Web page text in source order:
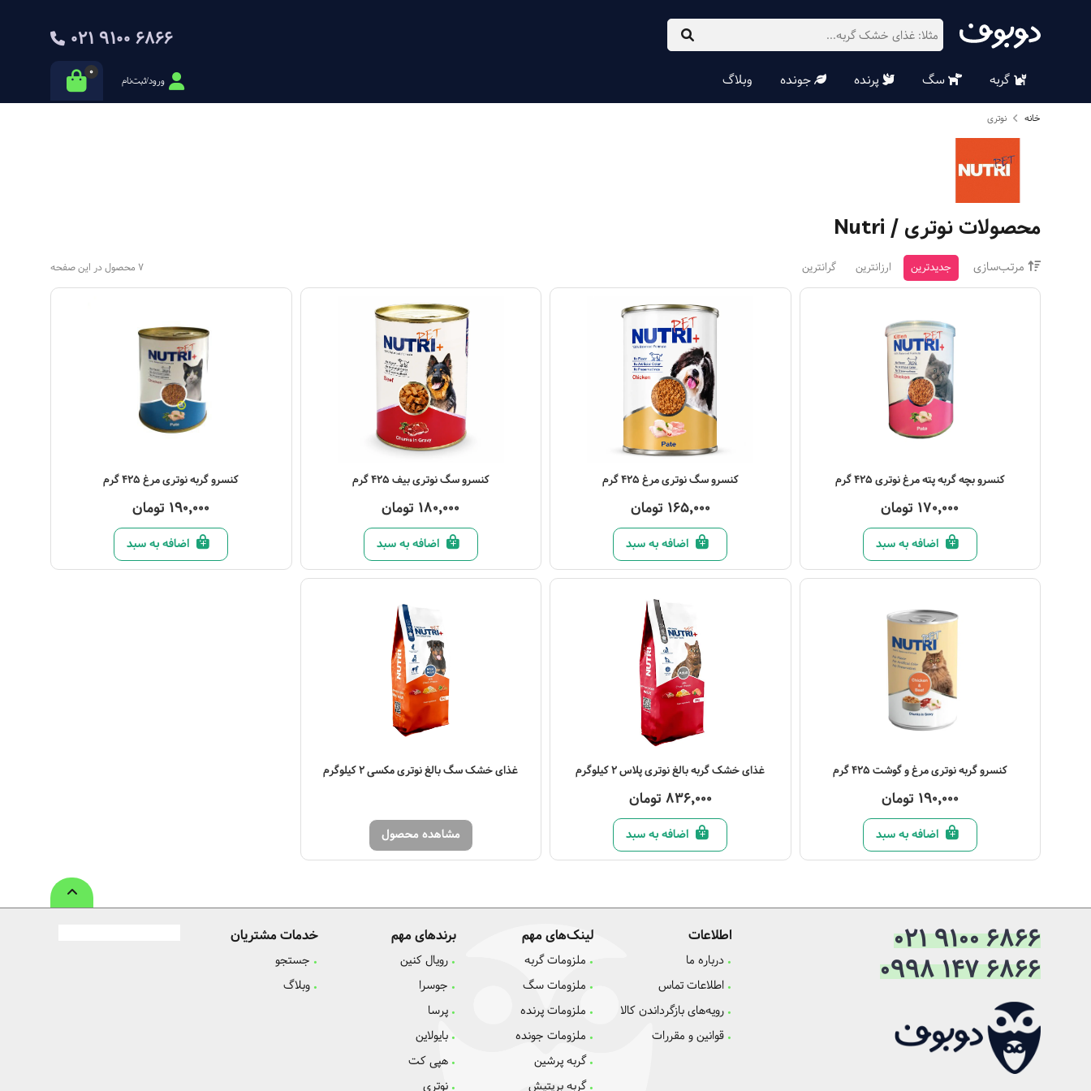
021 9100 6866
ورود/ثبت‌نام
0 گربه سگ پرنده جونده وبلاگ
خانه نوتری
محصولاتنوتری / Nutri
7 محصول در این صفحه مرتب‌سازی جدیدترین ارزانترین گرانترین
مشاهده محصول
کنسرو بچه گربه پته مرغ نوتری 425 گرم
170,000 تومان
اضافه به سبد
مشاهده محصولکنسرو سگ نوتری مرغ 425 گرم
165,000 تومان
اضافه به سبد
مشاهده محصولکنسرو سگ نوتری بیف 425 گرم
180,000 تومان
اضافه به سبد
مشاهده محصولکنسرو گربه نوتری مرغ 425 گرم
190,000 تومان
اضافه به سبد
مشاهده محصول
کنسرو گربه نوتری مرغ و گوشت 425 گرم
190,000 تومان
اضافه به سبد
مشاهده محصول
غذای خشک گربه بالغ نوتری پلاس 2 کیلوگرم
836,000 تومان
اضافه به سبد
غذای خشک سگ بالغ نوتری مکسی 2 کیلوگرم
مشاهده محصول
اطلاعات
درباره ما
اطلاعات تماس
رویه‌های بازگرداندن کالا
قوانین و مقررات
لینک‌های مهم
ملزومات گربه
ملزومات سگ
ملزومات پرنده
ملزومات جونده
گربه پرشین
گربه بریتیش
برندهای مهم
رویال کنین
جوسرا
پرسا
بایولاین
هپی کت
نوتری
خدمات مشتریان
جستجو
وبلاگ
021 9100 6866
0998 147 6866